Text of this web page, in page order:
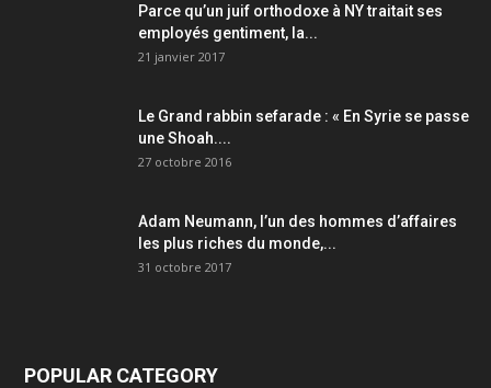
Parce qu’un juif orthodoxe à NY traitait ses
employés gentiment, la...
21 janvier 2017
Le Grand rabbin sefarade : « En Syrie se passe
une Shoah....
27 octobre 2016
Adam Neumann, l’un des hommes d’affaires
les plus riches du monde,...
31 octobre 2017
POPULAR CATEGORY